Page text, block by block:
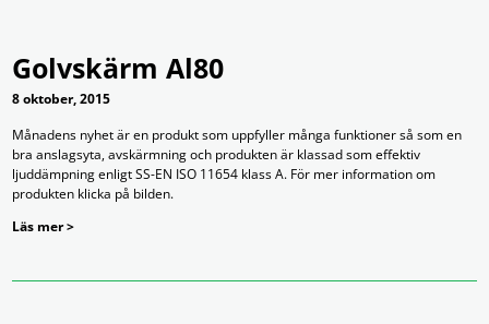
Golvskärm Al80
8 oktober, 2015
Månadens nyhet är en produkt som uppfyller många funktioner så som en
bra anslagsyta, avskärmning och produkten är klassad som effektiv
ljuddämpning enligt SS-EN ISO 11654 klass A. För mer information om
produkten klicka på bilden.
Läs mer >